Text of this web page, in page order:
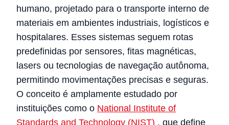
humano, projetado para o transporte interno de
materiais em ambientes industriais, logísticos e
hospitalares. Esses sistemas seguem rotas
predefinidas por sensores, fitas magnéticas,
lasers ou tecnologias de navegação autônoma,
permitindo movimentações precisas e seguras.
O conceito é amplamente estudado por
instituições como o National Institute of
Standards and Technology (NIST) , que define